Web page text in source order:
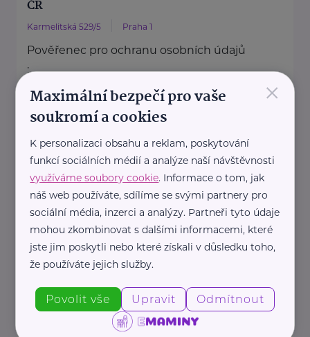
ČR
Karmelitská 529/5 Praha 1
Pověřenec pro ochranu osobních údajů
:
Mgr. Šárka Jílková,
+420 234 811 105, gdpr@msmt.cz
oznamovatelů
: Mgr. ...
https://www.msmt.cz/
+420 234 811 111
posta@msmt.cz
Loretánské náměstí 5 Praha 1 – Hradčany
https://www.mzv.cz/
×
Maximální bezpečí pro vaše
soukromí a cookies
K personalizaci obsahu a reklam, poskytování
funkcí sociálních médií a analýze naší návštěvnosti
využíváme soubory cookie. Informace o tom, jak
náš web používáte, sdílíme se svými partnery pro
sociální média, inzerci a analýzy. Partneři tyto údaje
mohou zkombinovat s dalšími informacemi, které
jste jim poskytli nebo které získali v důsledku toho,
že používáte jejich služby.
Povolit vše Upravit Odmítnout